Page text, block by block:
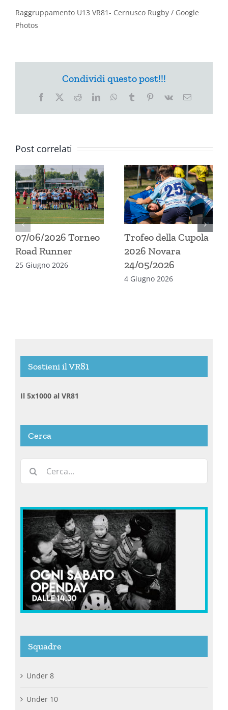
Raggruppamento U13 VR81- Cernusco Rugby / Google
Photos
Condividi questo post!!!
Facebook
X RedditLinkedInWhatsApp
Tumblr Pinterest
Vk Email
Post correlati
07/06/2026 Torneo
Road Runner
25 Giugno 2026
Trofeo della Cupola
2026 Novara
24/05/2026
4 Giugno 2026
Sostieni il VR81
Il 5x1000 al VR81
Cerca
per:
Squadre
Under 8
Under 10